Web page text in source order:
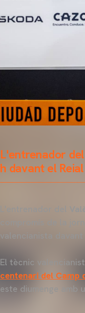
L'entrenador
h davant el
valencianista
El tècnic
centenari del Camp
este diumenge amb